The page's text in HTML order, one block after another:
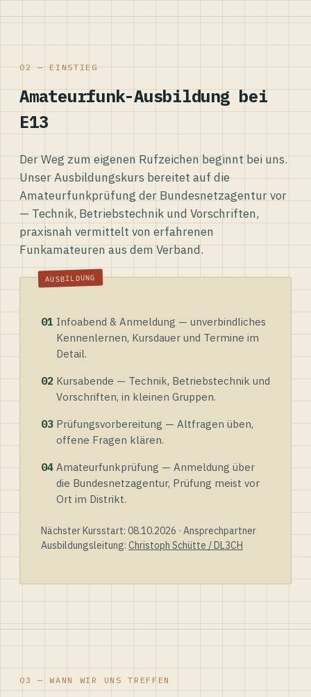
02 — EINSTIEG
Amateurfunk-Ausbildung bei
E13
Der Weg zum eigenen Rufzeichen beginnt bei uns.
Unser Ausbildungskurs bereitet auf die
Amateurfunkprüfung der Bundesnetzagentur vor
— Technik, Betriebstechnik und Vorschriften,
praxisnah vermittelt von erfahrenen
Funkamateuren aus dem Verband.
01 Infoabend & Anmeldung — unverbindliches
Kennenlernen, Kursdauer und Termine im
Detail.
02 Kursabende — Technik, Betriebstechnik und
Vorschriften, in kleinen Gruppen.
03 Prüfungsvorbereitung — Altfragen üben,
offene Fragen klären.
04 Amateurfunkprüfung — Anmeldung über
die Bundesnetzagentur, Prüfung meist vor
Ort im Distrikt.
Nächster Kursstart: 08.10.2026 · Ansprechpartner
Ausbildungsleitung: Christoph Schütte / DL3CH
03 — WANN WIR UNS TREFFEN